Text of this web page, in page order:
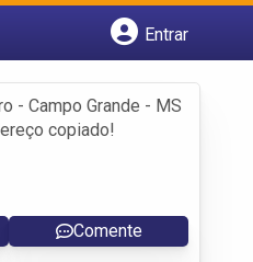
Entrar
- Campo Grande - MS
copiado!
Comente